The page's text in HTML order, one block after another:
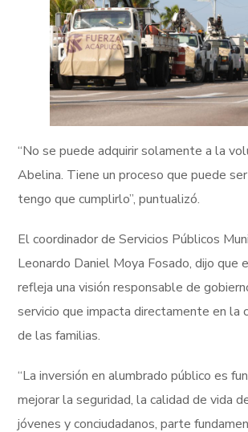
“No se puede adquirir solamente a la
Abelina. Tiene un proceso que puede
tengo que cumplirlo”, puntualizó.
El coordinador de Servicios Públicos
Leonardo Daniel Moya Fosado, dijo que
refleja una visión responsable de
servicio que impacta directamente en la
de las familias.
“La inversión en alumbrado público es
mejorar la seguridad, la calidad de vida
jóvenes y conciudadanos, parte